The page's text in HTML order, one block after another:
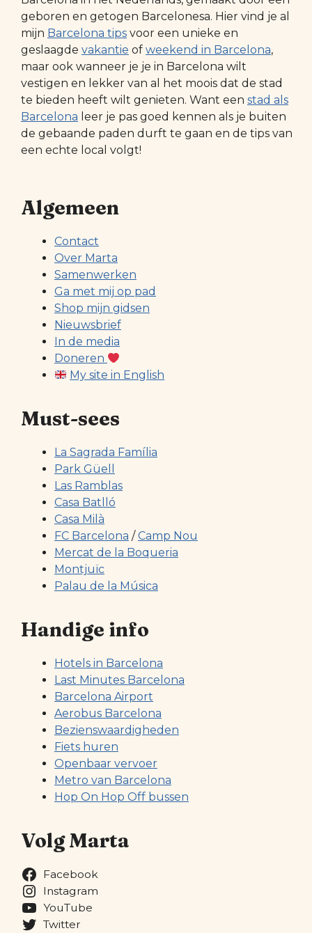
geboren en getogen Barcelonesa. Hier vind je al
mijn Barcelona tips voor een unieke en
geslaagde vakantie of weekend in Barcelona,
maar ook wanneer je je in Barcelona wilt
vestigen en lekker van al het moois dat de stad
te bieden heeft wilt genieten. Want een stad als
Barcelona leer je pas goed kennen als je buiten
de gebaande paden durft te gaan en de tips van
een echte local volgt!
Algemeen
Contact
Over Marta
Samenwerken
Ga met mij op pad
Shop mijn gidsen
Nieuwsbrief
In de media
Doneren
My site in English
Must-sees
La Sagrada Família
Park Güell
Las Ramblas
Casa Batlló
Casa Milà
FC Barcelona /Camp Nou
Mercat de la Boqueria
Montjuïc
Palau de la Música
Handige info
Hotels in Barcelona
Last Minutes Barcelona
Barcelona Airport
Aerobus Barcelona
Bezienswaardigheden
Fiets huren
Openbaar vervoer
Metro van Barcelona
Hop On Hop Off bussen
Volg Marta
Facebook
Instagram
YouTube
Twitter